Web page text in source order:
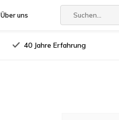
Über uns
40 Jahre Erfahrung